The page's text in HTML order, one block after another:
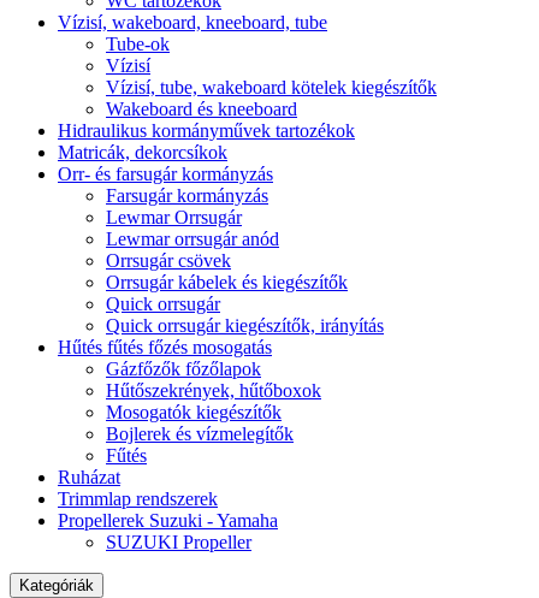
Vízisí, wakeboard, kneeboard, tube
Tube-ok
Vízisí
Vízisí, tube, wakeboard kötelek kiegészítők
Wakeboard és kneeboard
Hidraulikus kormányművek tartozékok
Matricák, dekorcsíkok
Orr- és farsugár kormányzás
Farsugár kormányzás
Lewmar Orrsugár
Lewmar orrsugár anód
Orrsugár csövek
Orrsugár kábelek és kiegészítők
Quick orrsugár
Quick orrsugár kiegészítők, irányítás
Hűtés fűtés főzés mosogatás
Gázfőzők főzőlapok
Hűtőszekrények, hűtőboxok
Mosogatók kiegészítők
Bojlerek és vízmelegítők
Fűtés
Ruházat
Trimmlap rendszerek
Propellerek Suzuki - Yamaha
SUZUKI Propeller
Kategóriák